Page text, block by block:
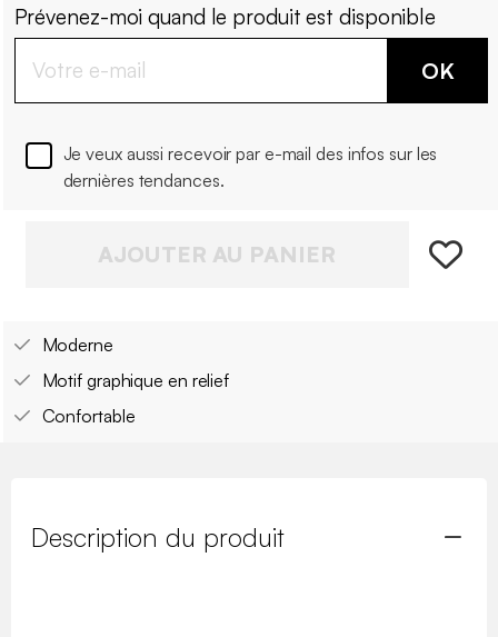
Prévenez-moi quand le produit est disponible
OK
Je veux aussi recevoir par e-mail des infos sur les
dernières tendances.
AJOUTER AU PANIER
Moderne
Motif graphique en relief
Confortable
Description du produit